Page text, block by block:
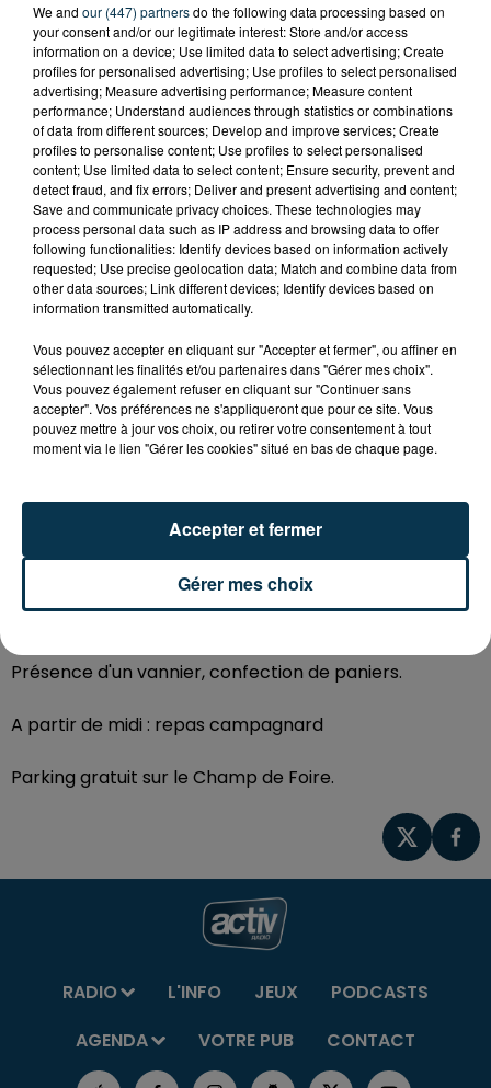
Tarif Payant
Venez nombreux à la Grande Foire aux cerises et
produits du terroir à Poncins, le samedi 3 juin !
Exposition, vente de produits artisanaux.
Brocante à partir de 6H.
Présentation d'anciens tracteurs.
Présence d'un vannier, confection de paniers.
A partir de midi : repas campagnard
Parking gratuit sur le Champ de Foire.
RADIO L'INFO JEUX
PODCASTS
AGENDA
VOTRE PUB CONTACT
We and our (447) partnersdo the following data processing based on
your consent and/or our legitimate interest: Store and/or access
information on a device; Use limited data to select advertising; Create
profiles for personalised advertising; Use profiles to select personalised
advertising; Measure advertising performance; Measure content
performance; Understand audiences through statistics or combinations
of data from different sources; Develop and improve services; Create
profiles to personalise content; Use profiles to select personalised
content; Use limited data to select content; Ensure security, prevent and
detect fraud, and fix errors; Deliver and present advertising and content;
Save and communicate privacy choices. These technologies may
process personal data such as IP address and browsing data to offer
following functionalities: Identify devices based on information actively
requested; Use precise geolocation data; Match and combine data from
other data sources; Link different devices; Identify devices based on
information transmitted automatically.
Vous pouvez accepter en cliquant sur "Accepter et fermer", ou affiner en
sélectionnant les finalités et/ou partenaires dans "Gérer mes choix".
Vous pouvez également refuser en cliquant sur "Continuer sans
accepter". Vos préférences ne s'appliqueront que pour ce site. Vous
pouvez mettre à jour vos choix, ou retirer votre consentement à tout
moment via le lien "Gérer les cookies" situé en bas de chaque page.
Gérer mes choix
Accepter et fermer